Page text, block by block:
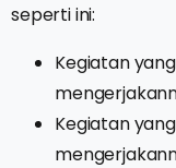
seperti ini:
Kegiatan
Kegiatan